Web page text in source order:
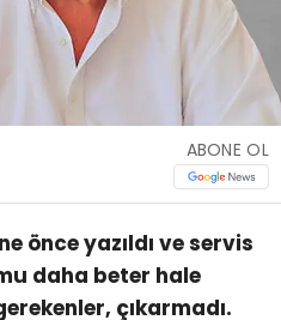
ABONE OL
önce yazıldı ve servis
daha beter hale
çıkarmadı.